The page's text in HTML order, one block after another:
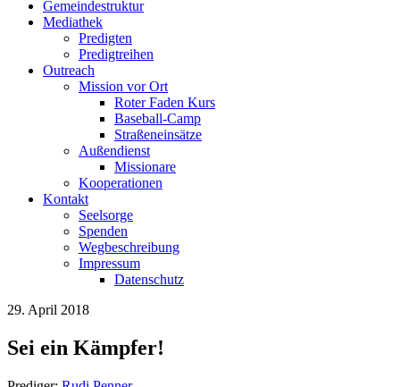
Gemeindestruktur
Mediathek
Predigten
Predigtreihen
Outreach
Mission vor Ort
Roter Faden Kurs
Baseball-Camp
Straßeneinsätze
Außendienst
Missionare
Kooperationen
Kontakt
Seelsorge
Spenden
Wegbeschreibung
Impressum
Datenschutz
29. April 2018
Sei ein Kämpfer!